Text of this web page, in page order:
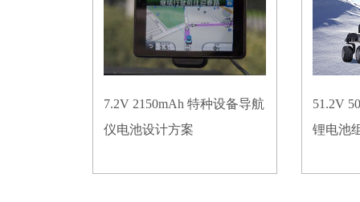
7.2V 2150mAh 特种设备导航
仪电池设计方案
51.2V
锂电池